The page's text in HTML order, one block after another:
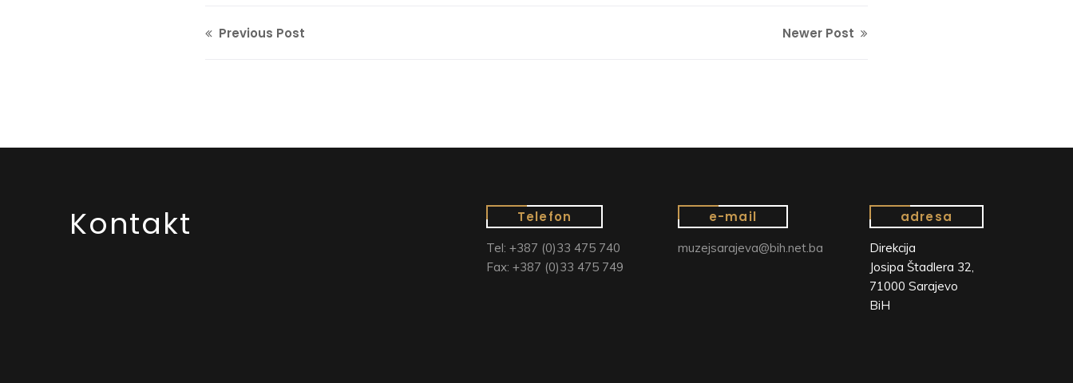
Previous Post Newer Post
Kontakt Telefon
Tel: +387 (0)33 475 740
Fax: +387 (0)33 475 749
e-mail
muzejsarajeva@bih.net.ba
adresa
Direkcija
Josipa Štadlera 32,
71000 Sarajevo
BiH